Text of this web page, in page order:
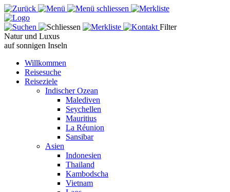
Filter
Natur und Luxus
auf sonnigen Inseln
Willkommen
Reisesuche
Reiseziele
Indischer Ozean
Malediven
Seychellen
Mauritius
La Réunion
Sansibar
Asien
Indonesien
Thailand
Kambodscha
Vietnam